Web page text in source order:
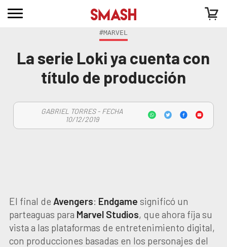
#MARVEL
La serie Loki ya cuenta con
título de producción
GABRIEL TORRES - FECHA
10/12/2019
El final de Avengers: Endgame significó un
parteaguas para Marvel Studios, que ahora fija su
vista a las plataformas de entretenimiento digital,
con producciones basadas en los personajes del